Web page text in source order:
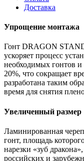
Доставка
Упрощение монтажа
Гонт DRAGON
ускоряет процесс
необходимых гонтов и
20%, что сокращает
разработана таким
время для снятия
Увеличенный размер
Ламинированная
гонт, площадь
нарезки «зуб
российских и